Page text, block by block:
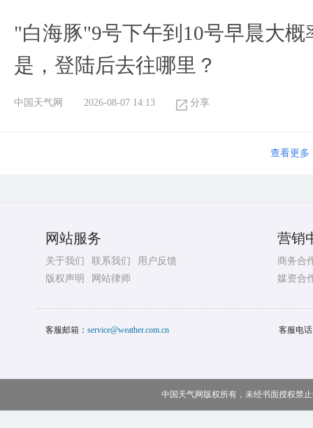
"白海豚"9号下午到10号早晨大
是，登陆后去往哪里？
中国天气网 2026-08-07 14:13 分享
查看更多
网站服务
关于我们 联系我们
用户反馈
版权声明
网站律师
营销
商务合
媒资合
客服邮箱： service@weather.com.cn 客服电
中国天气网版权所有，未经书面授权